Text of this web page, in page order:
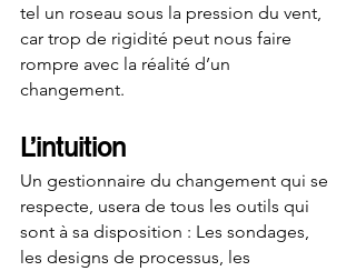
tel un roseau sous la pression du vent,
car trop de rigidité peut nous faire
rompre avec la réalité d’un
changement.
L’intuition
Un gestionnaire du changement qui se
respecte, usera de tous les outils qui
sont à sa disposition : Les sondages,
les designs de processus, les